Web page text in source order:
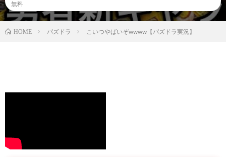
無料
HOME パズドラ こいつやばいぞwwww【パズドラ実況】